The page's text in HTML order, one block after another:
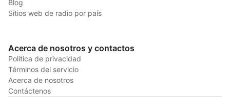
Blog
Sitios web de radio por país
Acerca de nosotros y contactos
Política de privacidad
Términos del servicio
Acerca de nosotros
Contáctenos